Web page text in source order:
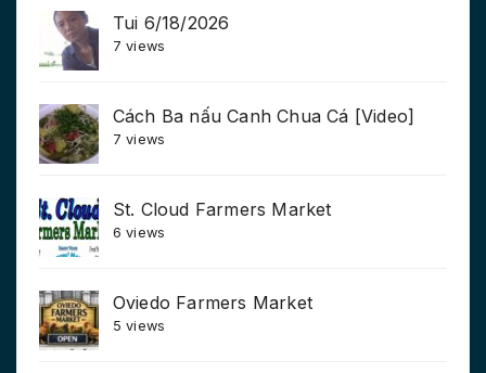
Tui 6/18/2026
7 views
Cách Ba nấu Canh Chua Cá [Video]
7 views
St. Cloud Farmers Market
6 views
Oviedo Farmers Market
5 views